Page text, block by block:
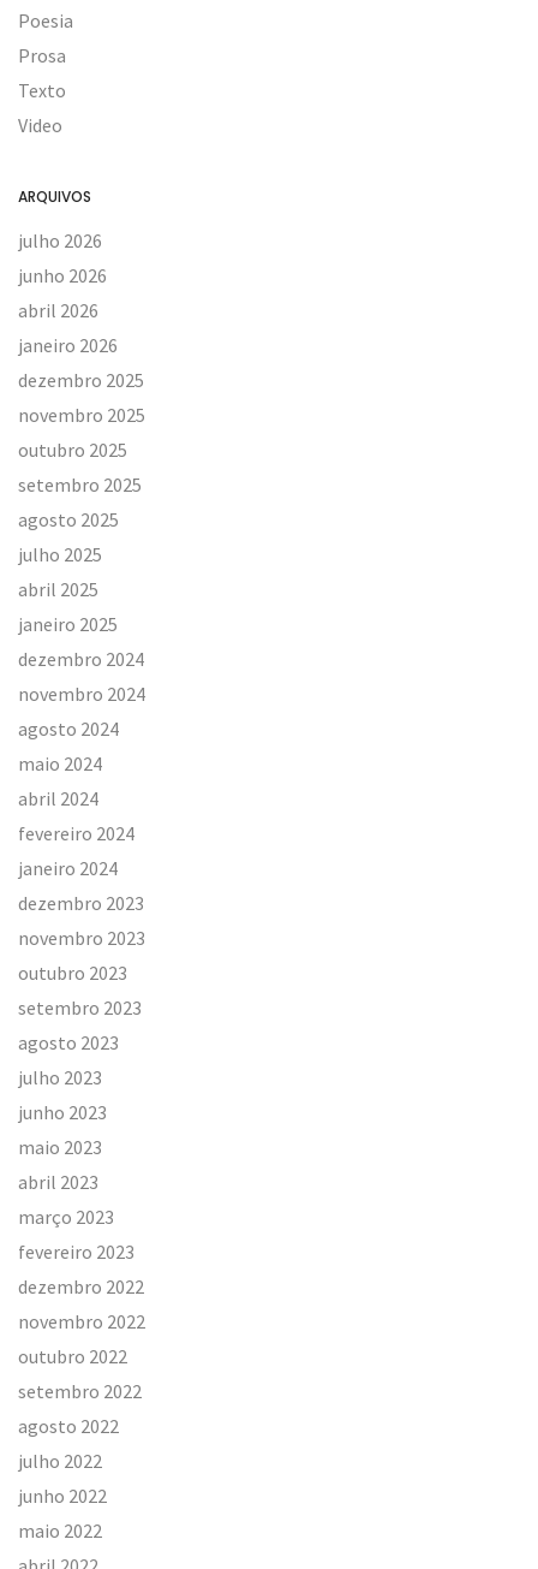
Poesia
Prosa
Texto
Video
ARQUIVOS
julho 2026
junho 2026
abril 2026
janeiro 2026
dezembro 2025
novembro 2025
outubro 2025
setembro 2025
agosto 2025
julho 2025
abril 2025
janeiro 2025
dezembro 2024
novembro 2024
agosto 2024
maio 2024
abril 2024
fevereiro 2024
janeiro 2024
dezembro 2023
novembro 2023
outubro 2023
setembro 2023
agosto 2023
julho 2023
junho 2023
maio 2023
abril 2023
março 2023
fevereiro 2023
dezembro 2022
novembro 2022
outubro 2022
setembro 2022
agosto 2022
julho 2022
junho 2022
maio 2022